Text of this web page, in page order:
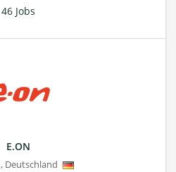
46 Jobs
E.ON
, Deutschland